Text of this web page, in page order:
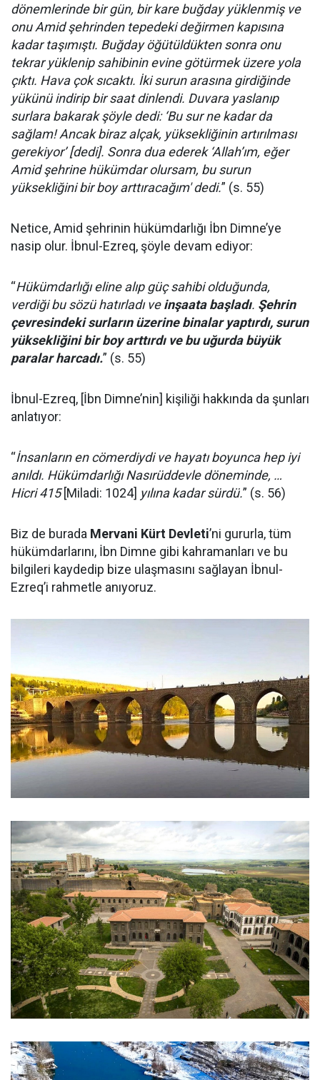
dönemlerinde bir gün, bir kare buğday yüklenmiş ve
onu Amid şehrinden tepedeki değirmen kapısına
kadar taşımıştı. Buğday öğütüldükten sonra onu
tekrar yüklenip sahibinin evine götürmek üzere yola
çıktı. Hava çok sıcaktı. İki surun arasına girdiğinde
yükünü indirip bir saat dinlendi. Duvara yaslanıp
surlara bakarak şöyle dedi: ‘Bu sur ne kadar da
sağlam! Ancak biraz alçak, yüksekliğinin artırılması
gerekiyor’ [dedi]. Sonra dua ederek ‘Allah’ım, eğer
Amid şehrine hükümdar olursam, bu surun
yüksekliğini bir boy arttıracağım' dedi.” (s. 55)
Netice, Amid şehrinin hükümdarlığı İbn Dimne’ye
nasip olur. İbnul-Ezreq, şöyle devam ediyor:
“Hükümdarlığı eline alıp güç sahibi olduğunda,
verdiği bu sözü hatırladı veinşaata başladı. Şehrin
çevresindeki surların üzerine binalar yaptırdı, surun
yüksekliğini bir boy arttırdı ve bu uğurda büyük
paralar harcadı.” (s. 55)
İbnul-Ezreq, [İbn Dimne’nin] kişiliği hakkında da şunları
anlatıyor:
“İnsanların en cömerdiydi ve hayatı boyunca hep iyi
anıldı. Hükümdarlığı Nasırüddevle döneminde, …
Hicri 415[Miladi: 1024] yılına kadar sürdü.” (s. 56)
Biz de burada Mervani Kürt Devleti’ni gururla, tüm
hükümdarlarını, İbn Dimne gibi kahramanları ve bu
bilgileri kaydedip bize ulaşmasını sağlayan İbnul-
Ezreq’i rahmetle anıyoruz.